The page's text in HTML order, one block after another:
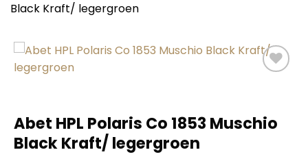
Black Kraft/ legergroen
Abet HPL Polaris Co 1853 Muschio
Black Kraft/ legergroen